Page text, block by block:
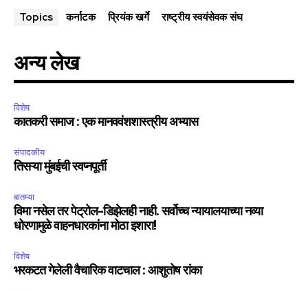
Topics कर्नाटक प्रियंक खर्गे राष्ट्रीय स्वयंसेवक संघ
अन्य लेख
विशेष
कातकरी समाज : एक मानववंशशास्त्रीय अभ्यास
संपादकीय
तिसऱ्या मुंबईची स्वप्नपूर्ती
बातम्या
विमा नसेल तर पेट्रोल-डिझेलही नाही. सर्वोच्च न्यायालयाच्या नव्या
धोरणामुळे वाहनधारकांना मोठा इशारा!
विशेष
भरकटत गेलेली वैचारिक वाटचाल : आशुतोष रांका